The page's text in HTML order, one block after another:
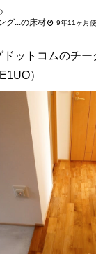
グ...の床材 9年11ヶ月
ットコムのチー
）